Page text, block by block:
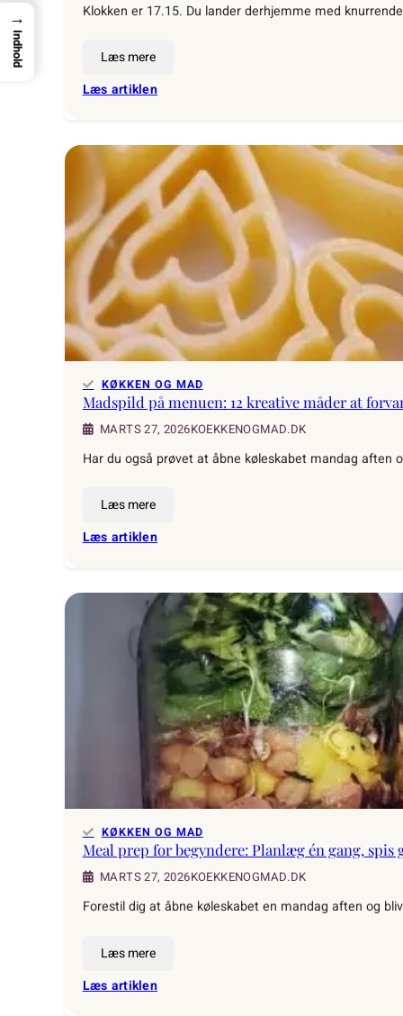
Klokken er 17.15. Du lander derhjemme med
Læs mere
Læs artiklen:
30
minutter:
7
nemme
retter
med
få
ingredienser
KØKKEN OG MAD
Madspild på menuen: 12 kreative måder at
MARTS 27, 2026KOEKKENOGMAD.DK
Har du også prøvet at åbne køleskabet mandag
Læs mere
Læs artiklen:
menuen:
12
kreative
måder
at
forvandle
rester
til
nye
måltider
KØKKEN OG MAD
Meal prep for begyndere: Planlæg én gang, spis
MARTS 27, 2026KOEKKENOGMAD.DK
Forestil dig at åbne køleskabet en mandag aften og
Læs mere
Læs artiklen:
→
Indhold